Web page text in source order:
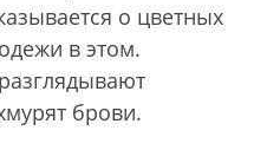
о цветных
в этом.
брови.